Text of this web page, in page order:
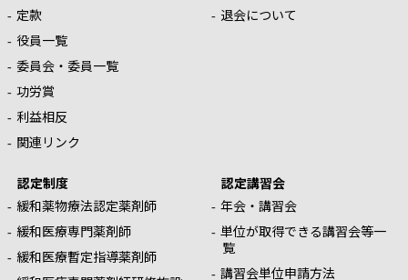
定款
役員一覧
委員会・委員一覧
功労賞
利益相反
関連リンク
退会について
認定制度
緩和薬物療法認定薬剤師
緩和医療専門薬剤師
緩和医療暫定指導薬剤師
認定講習会
年会・講習会
単位が取得できる講習会等一
覧
講習会単位申請方法